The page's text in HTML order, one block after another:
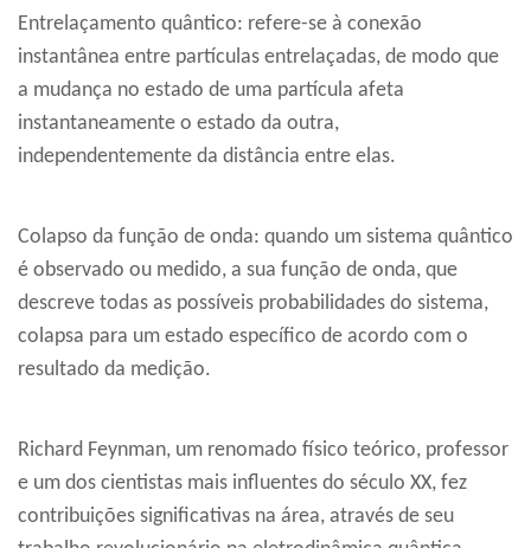
Entrelaçamento quântico: refere-se à conexão
instantânea entre partículas entrelaçadas, de modo que
a mudança no estado de uma partícula afeta
instantaneamente o estado da outra,
independentemente da distância entre elas.
Colapso da função de onda: quando um sistema quântico
é observado ou medido, a sua função de onda, que
descreve todas as possíveis probabilidades do sistema,
colapsa para um estado específico de acordo com o
resultado da medição.
Richard Feynman, um renomado físico teórico, professor
e um dos cientistas mais influentes do século XX, fez
contribuições significativas na área, através de seu